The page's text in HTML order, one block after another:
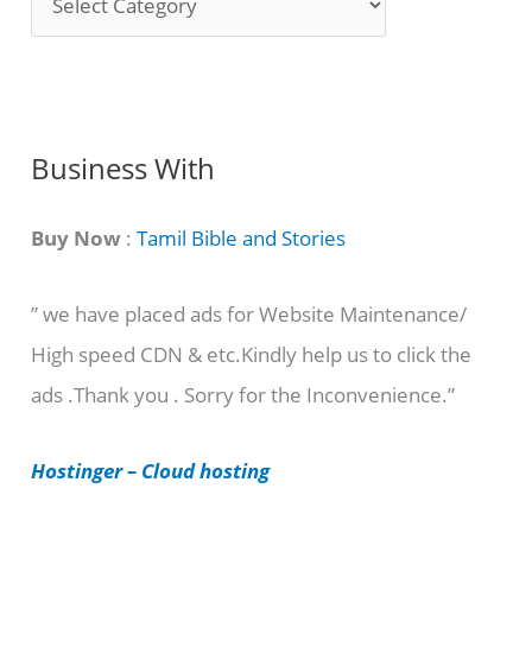
o
C
t
g
o
r
e
Business With
Buy Now :Tamil Bible and Stories
” we have placed ads for Website Maintenance/
High speed CDN & etc.Kindly help us to click the
ads .Thank you . Sorry for the Inconvenience.”
Hostinger – Cloud hosting